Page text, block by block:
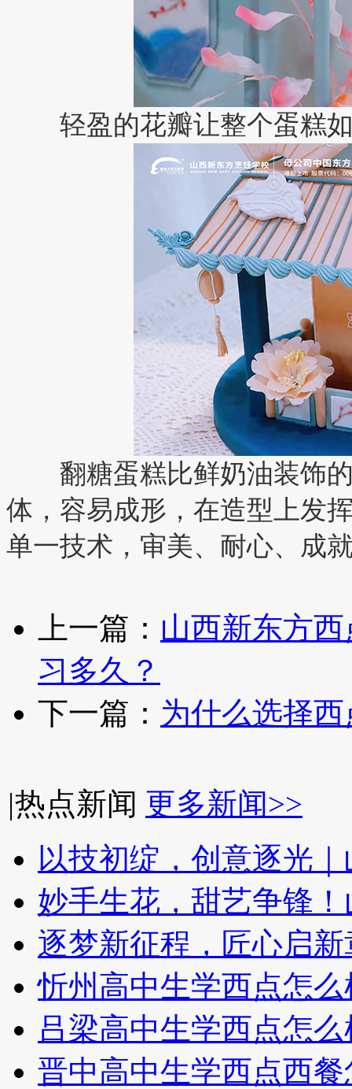
轻盈的花瓣让整个蛋糕如
翻糖蛋糕比鲜奶油装饰的
体，容易成形，在造型上发
单一技术，审美、耐心、成
上一篇： 山西新东方
习多久？
下一篇： 为什么选择
|热点新闻 更多新闻>>
以技初绽，创意逐光
妙手生花，甜艺争锋
逐梦新征程，匠心启新
忻州高中生学西点怎
吕梁高中生学西点怎
晋中高中生学西点西